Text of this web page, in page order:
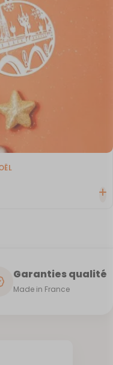
Garanties qualité
Made in France